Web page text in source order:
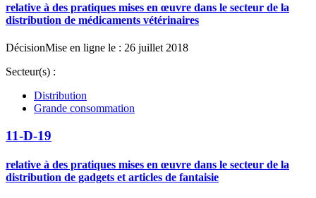
relative à des pratiques mises en œuvre dans le secteur de la
distribution de médicaments vétérinaires
DécisionMise en ligne le : 26 juillet 2018
Secteur(s) :
Distribution
Grande consommation
11-D-19
relative à des pratiques mises en œuvre dans le secteur de la
distribution de gadgets et articles de fantaisie